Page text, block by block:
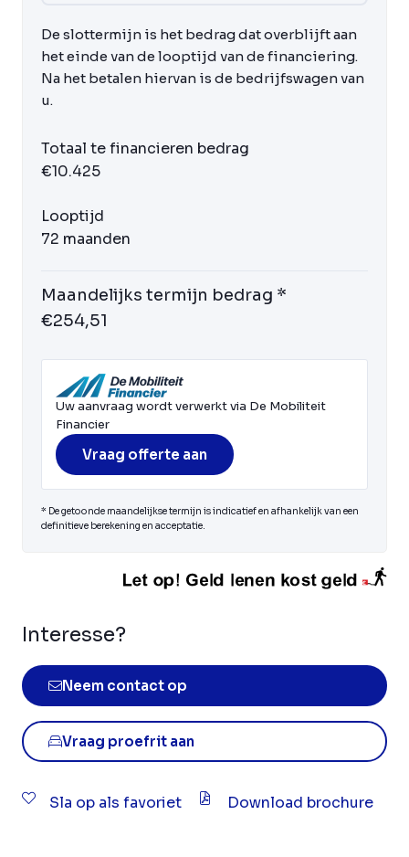
De slottermijn is het bedrag dat overblijft aan
het einde van de looptijd van de financiering.
Na het betalen hiervan is de bedrijfswagen van
u.
Totaal te financieren bedrag
€10.425
Looptijd
72 maanden
Maandelijks termijn bedrag *
€254,51
Uw aanvraag wordt verwerkt via De Mobiliteit
Financier
Vraag offerte aan
* De getoonde maandelijkse termijn is indicatief en afhankelijk van een
definitieve berekening en acceptatie.
Interesse?
Neem contact op
Vraag proefrit aan
Sla op als favoriet Download brochure